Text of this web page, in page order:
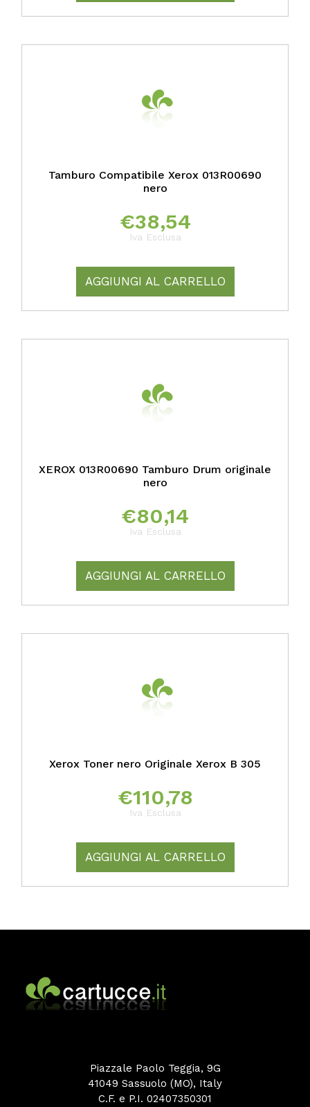
Tamburo Compatibile Xerox 013R00690
nero
€38,54
Iva Esclusa
AGGIUNGI AL CARRELLO
XEROX 013R00690 Tamburo Drum originale
nero
€80,14
Iva Esclusa
AGGIUNGI AL CARRELLO
Xerox Toner nero Originale Xerox B 305
€110,78
Iva Esclusa
AGGIUNGI AL CARRELLO
Piazzale Paolo Teggia, 9G
41049 Sassuolo (MO), Italy
C.F. e P.I. 02407350301